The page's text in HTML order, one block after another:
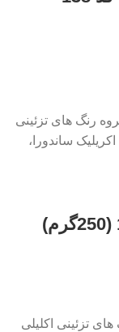
رنگ های تزئینی
ساندورا،
تزئینی اکلیلی